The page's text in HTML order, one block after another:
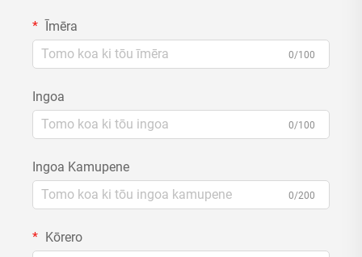
Īmēra
0/100
Ingoa
0/100
Ingoa Kamupene
0/200
Kōrero